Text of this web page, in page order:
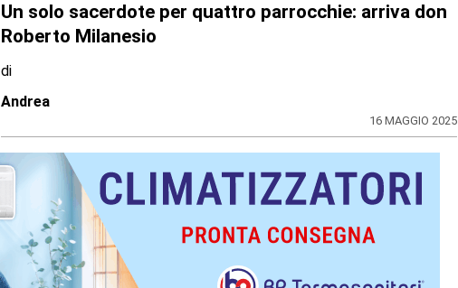
Un solo sacerdote per quattro parrocchie: arriva don
Roberto Milanesio
di
Andrea
16 MAGGIO 2025